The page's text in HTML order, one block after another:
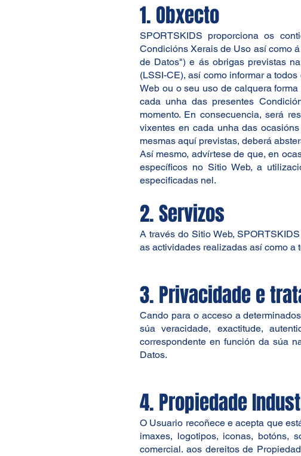
1. Obxecto
SPORTSKIDS proporciona os
Condicións Xerais de Uso así como
de Datos") e ás obrigas previstas
(LSSI-CE), así como informar a
Web ou o seu uso de calquera
cada unha das presentes
momento. En consecuencia, será
vixentes en cada unha das
mesmas aquí previstas, deberá
Así mesmo, advírtese de que, en
específicos no Sitio Web, a
especificadas nel.
2. Servizos
A través do Sitio Web,
as actividades realizadas así como a
3. Privacidade e
Cando para o acceso a
súa veracidade, exactitude,
correspondente en función da súa
Datos.
4. Propiedade
O Usuario recoñece e acepta que
imaxes, logotipos, iconas, botóns,
comercial. aos dereitos de